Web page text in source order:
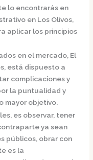
lo encontrarás en
en Los Olivos,
aplicar los principios
en el mercado, El
está dispuesto a
complicaciones y
la puntualidad y
mayor objetivo.
es observar, tener
ya sean
públicos, obrar con
es la